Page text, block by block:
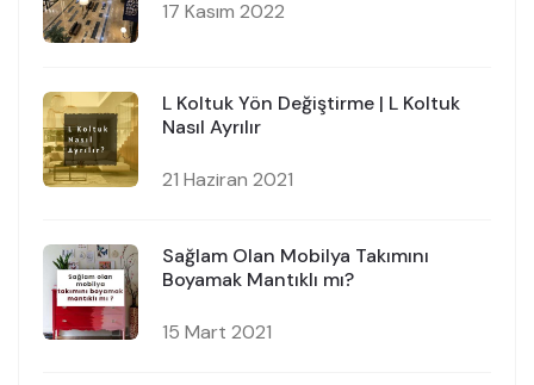
17 Kasım 2022
L Koltuk Yön Değiştirme | L Koltuk
Nasıl Ayrılır
21 Haziran 2021
Sağlam Olan Mobilya Takımını
Boyamak Mantıklı mı?
15 Mart 2021